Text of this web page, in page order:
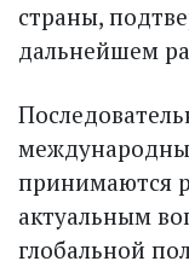
страны,
дальнейшем
принимаются
актуальным
глобальной